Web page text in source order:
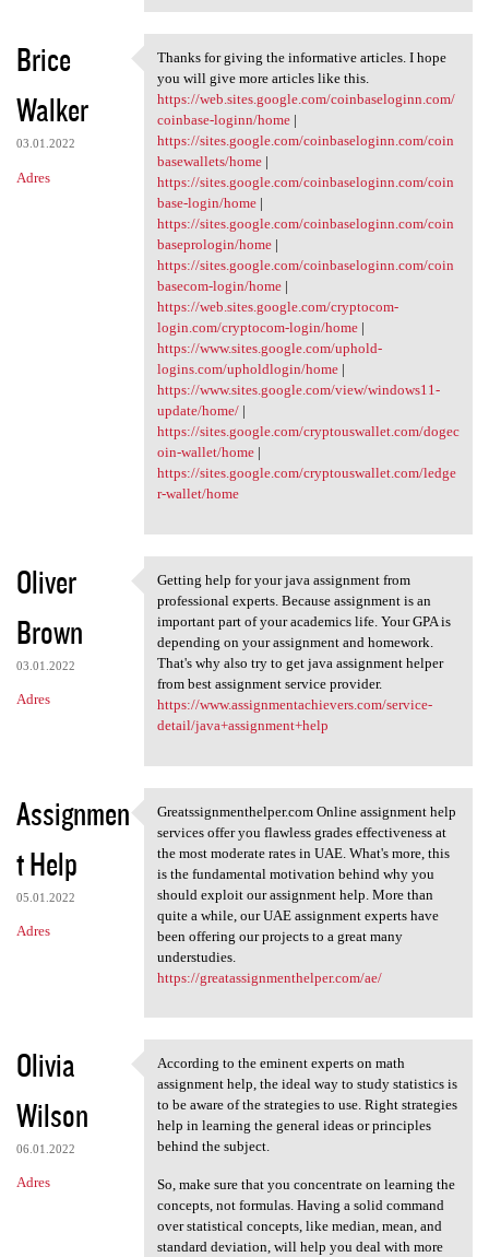
Brice
Walker
03.01.2022
Adres
Thanks for giving the
Thanks for giving the informative articles. I hope
you will give more articles like this.
https://web.sites.google.com/coinbaseloginn.com/
coinbase-loginn/home|
https://sites.google.com/coinbaseloginn.com/coin
basewallets/home|
https://sites.google.com/coinbaseloginn.com/coin
base-login/home|
https://sites.google.com/coinbaseloginn.com/coin
baseprologin/home|
https://sites.google.com/coinbaseloginn.com/coin
basecom-login/home|
https://web.sites.google.com/cryptocom-
login.com/cryptocom-login/home|
https://www.sites.google.com/uphold-
logins.com/upholdlogin/home|
https://www.sites.google.com/view/windows11-
update/home/|
https://sites.google.com/cryptouswallet.com/dogec
oin-wallet/home|
https://sites.google.com/cryptouswallet.com/ledge
r-wallet/home
Oliver
Brown
03.01.2022
Adres
Getting help for your java
Getting help for your java assignment from
professional experts. Because assignment is an
important part of your academics life. Your GPA is
depending on your assignment and homework.
That's why also try to get java assignment helper
from best assignment service provider.
https://www.assignmentachievers.com/service-
detail/java+assignment+help
Assignmen
t Help
05.01.2022
Adres
Greatssignmenthelper.com
Greatssignmenthelper.com Online assignment help
services offer you flawless grades effectiveness at
the most moderate rates in UAE. What's more, this
is the fundamental motivation behind why you
should exploit our assignment help. More than
quite a while, our UAE assignment experts have
been offering our projects to a great many
understudies.
https://greatassignmenthelper.com/ae/
Olivia
Wilson
06.01.2022
Adres
According to the eminent
According to the eminent experts on math
assignment help, the ideal way to study statistics is
to be aware of the strategies to use. Right strategies
help in learning the general ideas or principles
behind the subject.
So, make sure that you concentrate on learning the
concepts, not formulas. Having a solid command
over statistical concepts, like median, mean, and
standard deviation, will help you deal with more